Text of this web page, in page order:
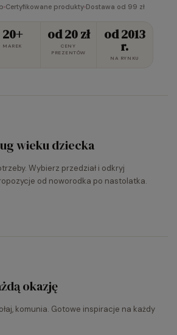
Certyfikowane produkty Dostawa od 99 zł
20+
MAREK
od 20 zł
CENY
PREZENTÓW
od 2013
r.
NA RYNKU
wieku dziecka
Wybierz przedział i odkryj
od noworodka po nastolatka.
Dla 1-latka
Dla 2-latka
Dla 4–5-latka
okazję
komunia. Gotowe inspiracje na każdy